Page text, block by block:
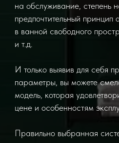
на обслуживание, степень
предпочтительный принцип
в ванной свободного
и т.д.
И только выявив для себя
параметры, вы можете
модель, которая
цене и особенностям
Правильно выбранная